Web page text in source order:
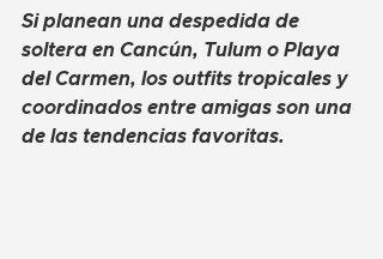
Si planean una despedida de
soltera en Cancún, Tulum o Playa
del Carmen, los outfits tropicales y
coordinados entre amigas son una
de las tendencias favoritas.